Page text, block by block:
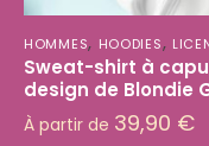
HOMMES, HOODIES,
Sweat-shirt à
design de Blondie
À partir de 39,90 €